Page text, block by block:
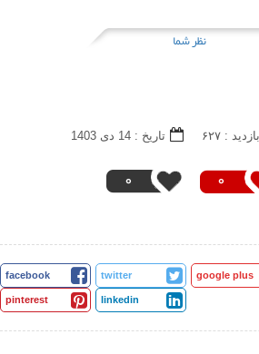
نظر شما
0
0
: ۶۲۷ تاريخ : 14 دی 1403
facebook twitter google plus
pinterest linkedin